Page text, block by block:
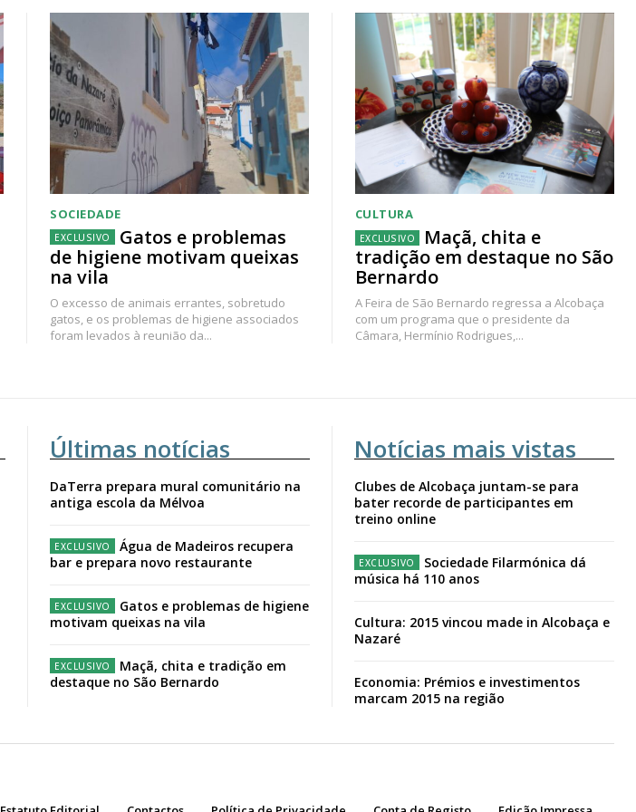
SOCIEDADE
Gatos e problemas
de higiene motivam queixas
na vila
O excesso de animais errantes, sobretudo
gatos, e os problemas de higiene associados
foram levados à reunião da...
CULTURA
Maçã, chita e
tradição em destaque no São
Bernardo
A Feira de São Bernardo regressa a Alcobaça
com um programa que o presidente da
Câmara, Hermínio Rodrigues,...
Últimas notícias
DaTerra prepara mural comunitário na
antiga escola da Mélvoa
Água de Madeiros recupera
bar e prepara novo restaurante
Gatos e problemas de higiene
motivam queixas na vila
Maçã, chita e tradição em
destaque no São Bernardo
Notícias mais vistas
Clubes de Alcobaça juntam-se para
bater recorde de participantes em
treino online
Sociedade Filarmónica dá
música há 110 anos
Cultura: 2015 vincou made in Alcobaça e
Nazaré
Economia: Prémios e investimentos
marcam 2015 na região